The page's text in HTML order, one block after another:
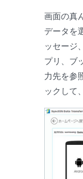
画面の真
データを
ッセージ
プリ、ブ
力先を参
ックして